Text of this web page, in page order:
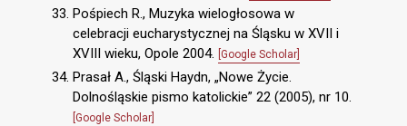
Pośpiech R., Muzyka wielogłosowa w
celebracji eucharystycznej na Śląsku w XVII i
XVIII wieku, Opole 2004. [Google Scholar]
Prasał A., Śląski Haydn, „Nowe Życie.
Dolnośląskie pismo katolickie” 22 (2005), nr 10.
[Google Scholar]